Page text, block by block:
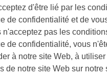
d'être lié par les
de confidentialité et de
n'acceptez pas les
de confidentialité, vous
à notre site Web, à
de notre site Web sur notre